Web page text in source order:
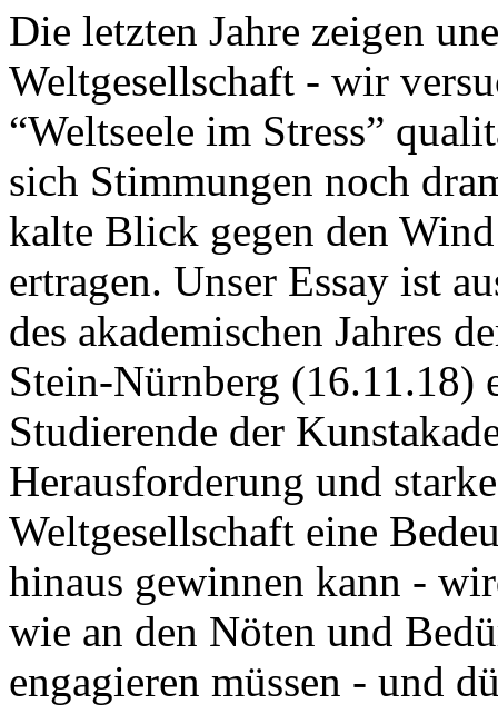
Die letzten Jahre zeigen
Weltgesellschaft - wir
“Weltseele im Stress”
sich Stimmungen noch
kalte Blick gegen den
ertragen. Unser Essay ist
des akademischen Jahres
Stein-Nürnberg (16.11.18)
Studierende der
Herausforderung und
Weltgesellschaft eine
hinaus gewinnen kann -
wie an den Nöten und
engagieren müssen - und